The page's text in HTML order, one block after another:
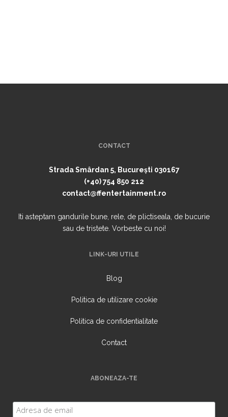
CONTACT
Strada Smârdan 5, București 030167
(+40) 754 850 212
contact@ffentertainment.ro
Iti asteptam gandurile bune, rele, de plictiseala, de bucurie
sau de tristete. Vorbeste cu noi!
LINK-URI UTILE
Blog
Politica de utilizare cookie
Politica de confidentialitate
Contact
ABONEAZA-TE